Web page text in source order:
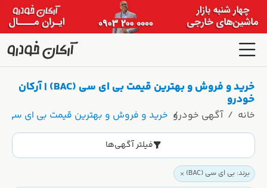
خرید و فروش و بهترین قیمت بی ای سی (BAC) | آرکان
خودرو
خانه آگهی خودرو خرید و فروش و بهترین قیمت بی ای سی (BAC) | آرکان خودرو
فیلتر آگهی‌ها
برند: بی ای سی (BAC)